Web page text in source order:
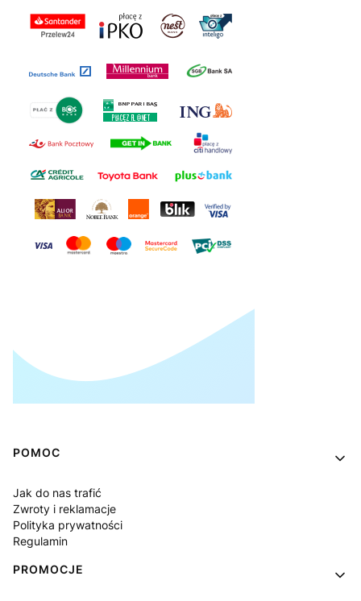
Linki w stopce
POMOC
Jak do nas trafić
Zwroty i reklamacje
Polityka prywatności
Regulamin
PROMOCJE